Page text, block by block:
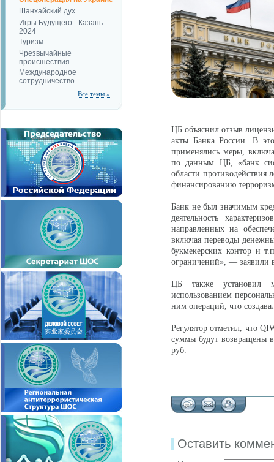
Шанхайский дух
Игры Будущего - Казань
2024
Туризм
Чрезвычайные
происшествия
Международное
сотрудничество
Все темы »
ЦБ объяснил отзыв
акты Банка России. В
применялись меры,
по данным ЦБ, «банк
области
финансированию
Банк не был значимым
деятельность
направленных на
включая переводы
букмекерских контор и
ограничений», — заявили
ЦБ также установил
использованием
ним операций, что
Регулятор отметил, что
суммы будут возвращены
руб.
Оставить